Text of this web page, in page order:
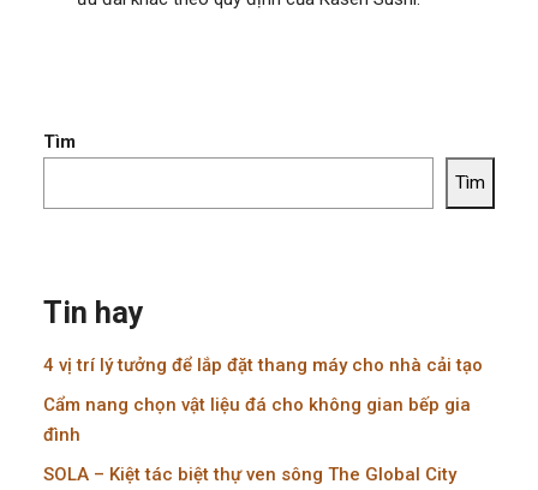
Tìm
Tìm
Tin hay
4 vị trí lý tưởng để lắp đặt thang máy cho nhà cải tạo
Cẩm nang chọn vật liệu đá cho không gian bếp gia
đình
SOLA – Kiệt tác biệt thự ven sông The Global City